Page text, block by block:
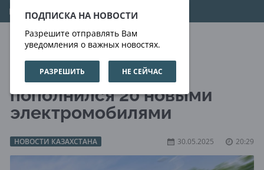
ПОДПИСКА НА НОВОСТИ
Разрешите отправлять Вам
уведомления о важных новостях.
РАЗРЕШИТЬ НЕ СЕЙЧАС
09.08.2026 21:01:41
Таксопарк Тараза
пополнился 20 новыми
электромобилями
НОВОСТИ КАЗАХСТАНА 30.05.2025 20:29